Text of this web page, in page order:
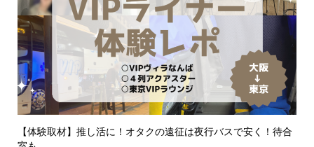
【体験取材】推し活に！オタクの遠征は夜行バスで安く！待合